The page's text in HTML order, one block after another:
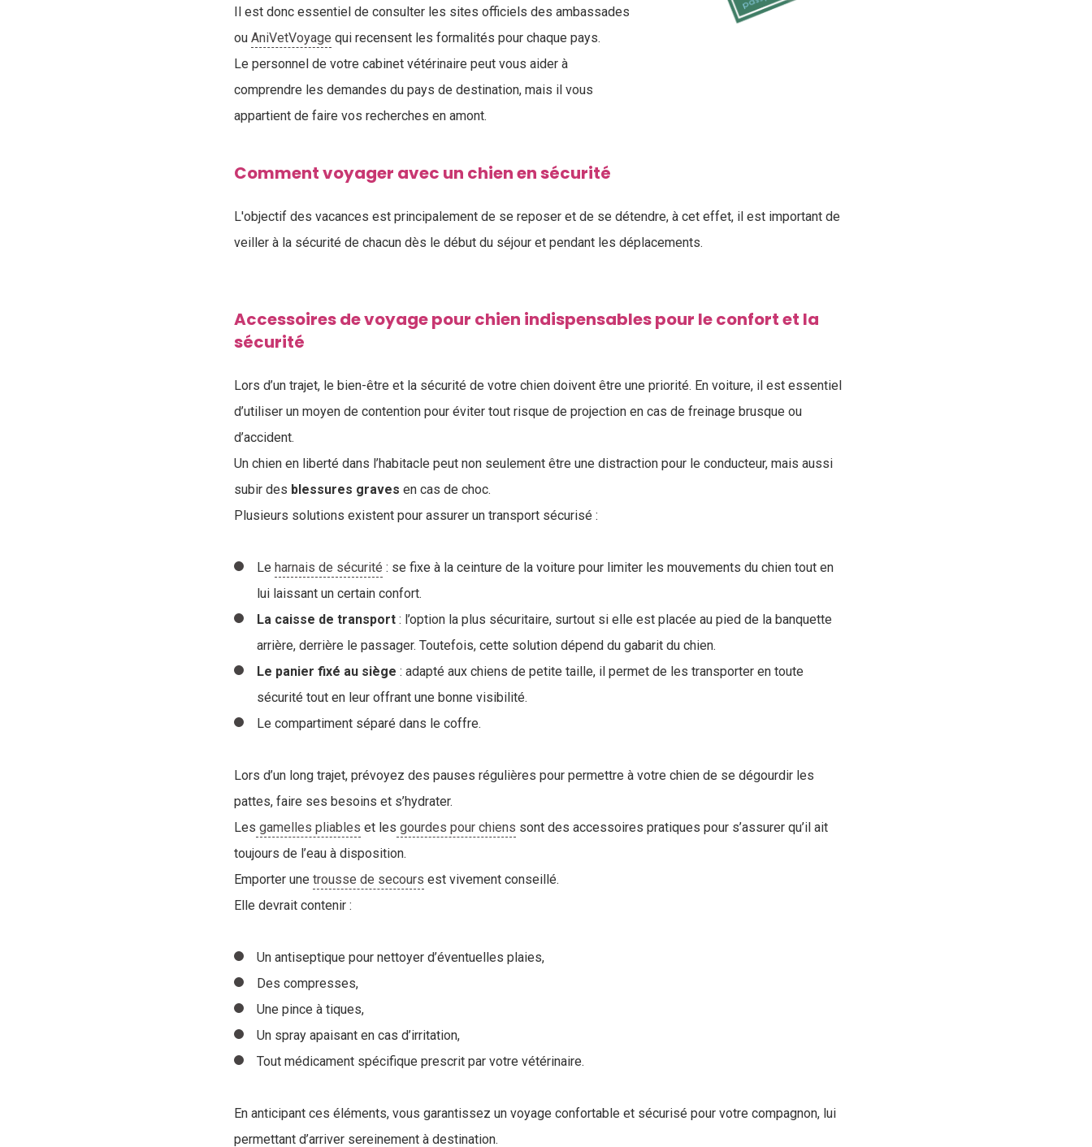
Il est donc essentiel de consulter les sites officiels des ambassades
ou AniVetVoyage qui recensent les formalités pour chaque pays.
Le personnel de votre cabinet vétérinaire peut vous aider à
comprendre les demandes du pays de destination, mais il vous
appartient de faire vos recherches en amont.
Comment voyager avec un chien en sécurité
L'objectif des vacances est principalement de se reposer et de se détendre, à cet effet, il est important de
veiller à la sécurité de chacun dès le début du séjour et pendant les déplacements.
Accessoires de voyage pour chien indispensables pour le confort et la
sécurité
Lors d’un trajet, le bien-être et la sécurité de votre chien doivent être une priorité. En voiture, il est essentiel
d’utiliser un moyen de contention pour éviter tout risque de projection en cas de freinage brusque ou
d’accident.
Un chien en liberté dans l’habitacle peut non seulement être une distraction pour le conducteur, mais aussi
subir des blessures graves en cas de choc.
Plusieurs solutions existent pour assurer un transport sécurisé :
Le harnais de sécurité : se fixe à la ceinture de la voiture pour limiter les mouvements du chien tout en
lui laissant un certain confort.
La caisse de transport : l’option la plus sécuritaire, surtout si elle est placée au pied de la banquette
arrière, derrière le passager. Toutefois, cette solution dépend du gabarit du chien.
Le panier fixé au siège : adapté aux chiens de petite taille, il permet de les transporter en toute
sécurité tout en leur offrant une bonne visibilité.
Le compartiment séparé dans le coffre.
Lors d’un long trajet, prévoyez des pauses régulières pour permettre à votre chien de se dégourdir les
pattes, faire ses besoins et s’hydrater.
Les gamelles pliables et les gourdes pour chiens sont des accessoires pratiques pour s’assurer qu’il ait
toujours de l’eau à disposition.
Emporter une trousse de secours est vivement conseillé.
Elle devrait contenir :
Un antiseptique pour nettoyer d’éventuelles plaies,
Des compresses,
Une pince à tiques,
Un spray apaisant en cas d’irritation,
Tout médicament spécifique prescrit par votre vétérinaire.
En anticipant ces éléments, vous garantissez un voyage confortable et sécurisé pour votre compagnon, lui
permettant d’arriver sereinement à destination.